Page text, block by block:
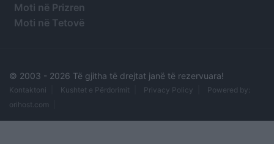
Moti në Prizren
Moti në Tetovë
© 2003 - 2026 Të gjitha të drejtat janë të rezervuara!
Kontaktoni Kushtet e Përdorimit Privacy Policy
Powered by:
orihost.com